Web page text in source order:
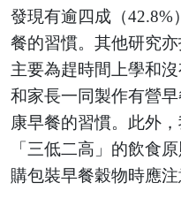
發現有逾四成（
餐的習慣。其他研究
主要為趕時間上學和
和家長一同製作有營
康早餐的習慣。此外
「三低二高」的飲食
購包裝早餐穀物時應注